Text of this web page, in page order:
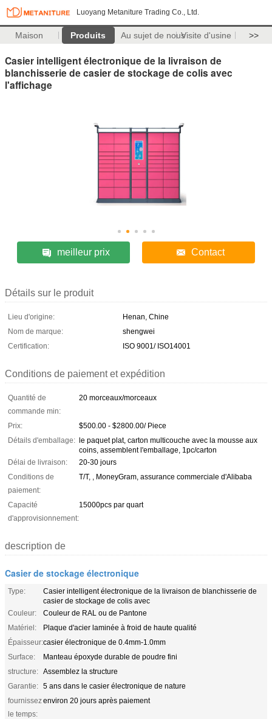
Luoyang Metaniture Trading Co., Ltd.
Maison Produits Au sujet de nousVisite d'usine >>
Casier intelligent électronique de la livraison de
blanchisserie de casier de stockage de colis avec
l'affichage
meilleur prix Contact
Détails sur le produit
Lieu d'origine:
Henan, Chine
Nom de marque:
shengwei
Certification:
ISO 9001/ ISO14001
Conditions de paiement et expédition
Quantité de
commande min:
20 morceaux/morceaux
Prix:
$500.00 - $2800.00/ Piece
Détails d'emballage: le paquet plat, carton multicouche avec la mousse aux
coins, assemblent l'emballage, 1pc/carton
Délai de livraison:
20-30 jours
Conditions de
paiement:
T/T, , MoneyGram, assurance commerciale d'Alibaba
Capacité
d'approvisionnement:
15000pcs par quart
description de
Casier de stockage électronique
Type:
Casier intelligent électronique de la livraison de blanchisserie de
casier de stockage de colis avec
Couleur:
Couleur de RAL ou de Pantone
Matériel:
Plaque d'acier laminée à froid de haute qualité
Épaisseur:casier électronique de 0.4mm-1.0mm
Surface:
Manteau époxyde durable de poudre fini
structure: Assemblez la structure
Garantie: 5 ans dans le casier électronique de nature
fournissez
le temps:
environ 20 jours après paiement